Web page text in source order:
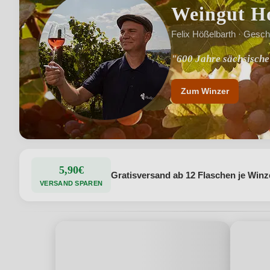
Weingut
Felix Hößelbarth ·
"600 Jahre
"Innovation mit
Zum Winzer
5,90€
VERSAND SPAREN
Gratisversand ab 12 Flaschen je